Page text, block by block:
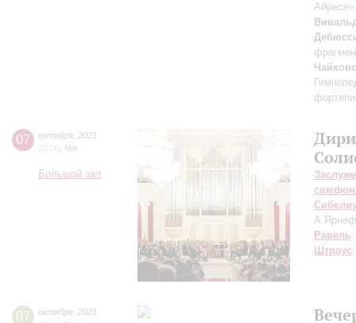
07 октября 2021
20:00 Чт
Большой зал
Равель
Штраус
07 октября 2021